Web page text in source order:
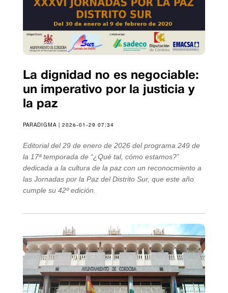
La dignidad no es negociable:
un imperativo por la justicia y
la paz
PARADIGMA | 2026-01-29 07:34
Editorial del 29 de enero de 2026 del programa 249 de
la 17ª temporada de “¿Qué tal, cómo estamos?”
dedicada a la cultura de la paz con un reconocmiento a
las Jornadas por la Paz del Distrito Sur, que este año
cumple su 42º edición.